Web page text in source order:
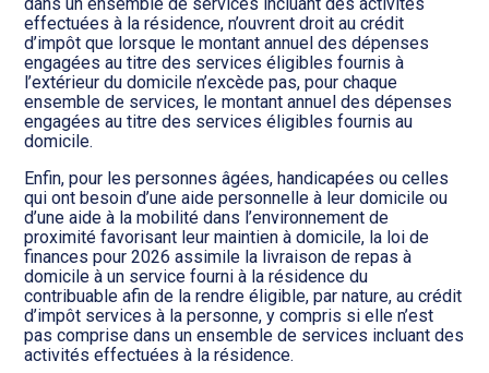
effectuées à la résidence, n’ouvrent droit au crédit
d’impôt que lorsque le montant annuel des dépenses
engagées au titre des services éligibles fournis à
l’extérieur du domicile n’excède pas, pour chaque
ensemble de services, le montant annuel des dépenses
engagées au titre des services éligibles fournis au
domicile.
Enfin, pour les personnes âgées, handicapées ou celles
qui ont besoin d’une aide personnelle à leur domicile ou
d’une aide à la mobilité dans l’environnement de
proximité favorisant leur maintien à domicile, la loi de
finances pour 2026 assimile la livraison de repas à
domicile à un service fourni à la résidence du
contribuable afin de la rendre éligible, par nature, au crédit
d’impôt services à la personne, y compris si elle n’est
pas comprise dans un ensemble de services incluant des
activités effectuées à la résidence.